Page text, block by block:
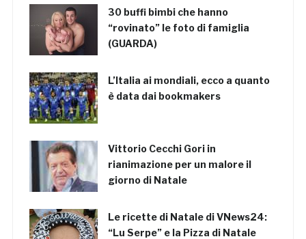
30 buffi bimbi che hanno
“rovinato” le foto di famiglia
(GUARDA)
L’Italia ai mondiali, ecco a quanto
è data dai bookmakers
Vittorio Cecchi Gori in
rianimazione per un malore il
giorno di Natale
Le ricette di Natale di VNews24:
“Lu Serpe” e la Pizza di Natale